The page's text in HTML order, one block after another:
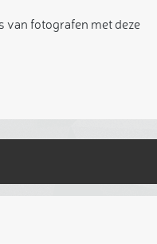
van fotografen met deze